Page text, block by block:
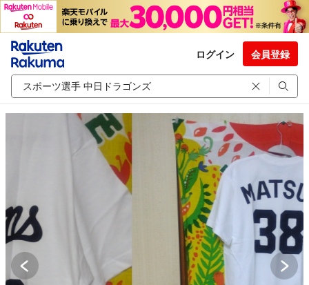
ログイン 会員登録